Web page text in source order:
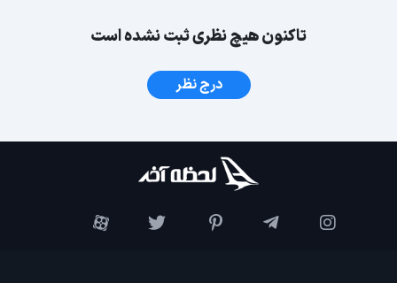
تاکنون هیچ نظری ثبت نشده است
درج نظر